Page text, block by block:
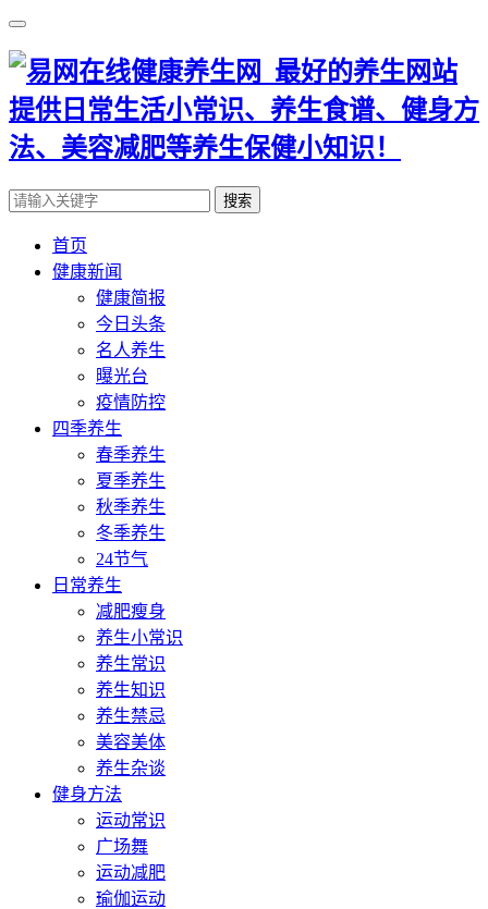
搜索
首页
健康新闻
健康简报
今日头条
名人养生
曝光台
疫情防控
四季养生
春季养生
夏季养生
秋季养生
冬季养生
24节气
日常养生
减肥瘦身
养生小常识
养生常识
养生知识
养生禁忌
美容美体
养生杂谈
健身方法
运动常识
广场舞
运动减肥
瑜伽运动